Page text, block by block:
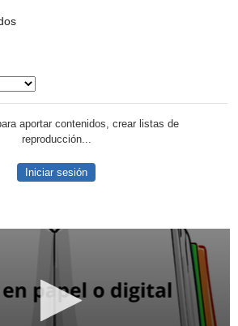
aportar contenidos, crear listas de
reproducción...
Iniciar sesión